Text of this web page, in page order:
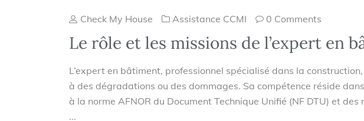
Check My House Assistance CCMI 0 Comments
Le rôle et les missions de l’expert en
L’expert en bâtiment, professionnel spécialisé dans la
à des dégradations ou des dommages. Sa compétence réside
à la norme AFNOR du Document Technique Unifié (NF DTU) et des
...